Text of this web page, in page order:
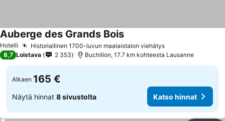
Hotelli Historiallinen 1700-luvun maalaistalon viehätysKatso hinnat
Auberge des Grands BoisKatso hinnat
8,7 Loistava 2 353 Buchillon, 17.7 km kohteesta Lausanne
Alkaen 165 €
Näytä hinnat 8 sivustolta Katso hinnat